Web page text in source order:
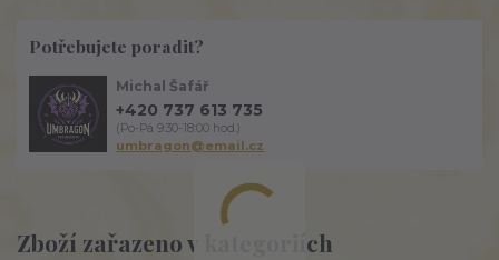
Zboží zařazeno v kategoriích
Potřebujete poradit?
Michal Šafář
+420 737 613 735
(Po-Pá 9:30-18:00 hod.)
umbragon@email.cz